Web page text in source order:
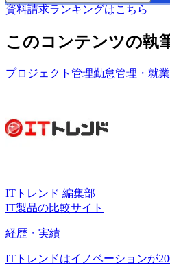
資料請求ランキングはこちら
このコンテンツの執
プロジェクト管理勤怠管理・就
ITトレンド 編集部
IT製品の比較サイト
経歴・実績
ITトレンドはイノベーションが